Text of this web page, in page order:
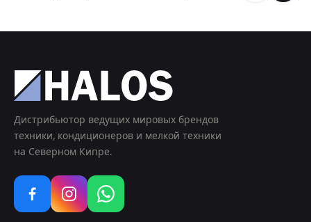
Дистрибьютор ведущих мировых брендов
техники, кондиционеров и мелкой техники
на Северном Кипре.